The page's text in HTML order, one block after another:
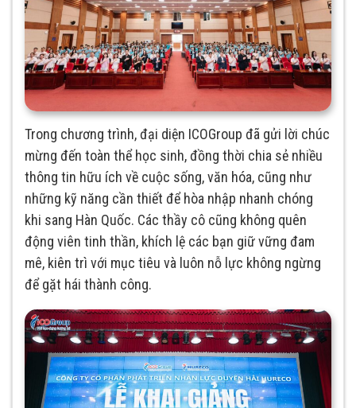
Trong chương trình, đại diện ICOGroup đã gửi lời chúc
mừng đến toàn thể học sinh, đồng thời chia sẻ nhiều
thông tin hữu ích về cuộc sống, văn hóa, cũng như
những kỹ năng cần thiết để hòa nhập nhanh chóng
khi sang Hàn Quốc. Các thầy cô cũng không quên
động viên tinh thần, khích lệ các bạn giữ vững đam
mê, kiên trì với mục tiêu và luôn nỗ lực không ngừng
để gặt hái thành công.